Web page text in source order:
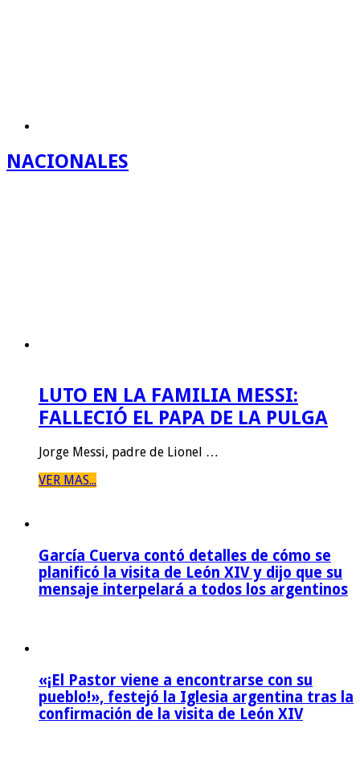
NACIONALES
LUTO EN LA FAMILIA MESSI:
FALLECIÓ EL PAPA DE LA PULGA
Jorge Messi, padre de Lionel …
VER MAS...
García Cuerva contó detalles de cómo se
planificó la visita de León XIV y dijo que su
mensaje interpelará a todos los argentinos
«¡El Pastor viene a encontrarse con su
pueblo!», festejó la Iglesia argentina tras la
confirmación de la visita de León XIV